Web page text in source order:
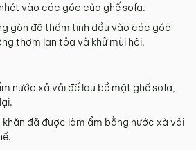
vào các góc của ghế sofa.
gòn đã thấm tinh dầu vào các góc
thơm lan tỏa và khử mùi hôi.
nước xả vải để lau bề mặt ghế sofa,
đã được làm ẩm bằng nước xả vải